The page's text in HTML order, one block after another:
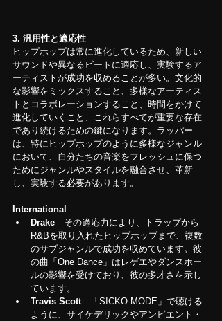
3. 汎用性と適応性
ヒップホップは常に進化しているため、新しい
サウンドや異なるビートに適応し、実験するア
ーティストが成功を収めることが多い。文化的
な影響をミックスすること、多様なアーティス
トとコラボレーションすること、時間をかけて
進化していくこと、これらすべてが重要な存在
であり続けるための鍵になります。ラッパー
は、特にヒップホップのように多様なジャンル
において、自分たちの音楽をフレッシュに保つ
ためにジャンルやスタイルを融合させ、革新
し、実験する必要があります。
International
Drake その適応力により、トラップから
R&Bを取り入れたヒップホップまで、複数
のサブジャンルで成功を収めています。彼
の曲「One Dance」はレゲエやダンスホー
ルの影響を受けており、彼の多才さを示し
ています。
Travis Scott
「SICKO MODE」で聴ける
ように、サイケデリックやアンビエント・